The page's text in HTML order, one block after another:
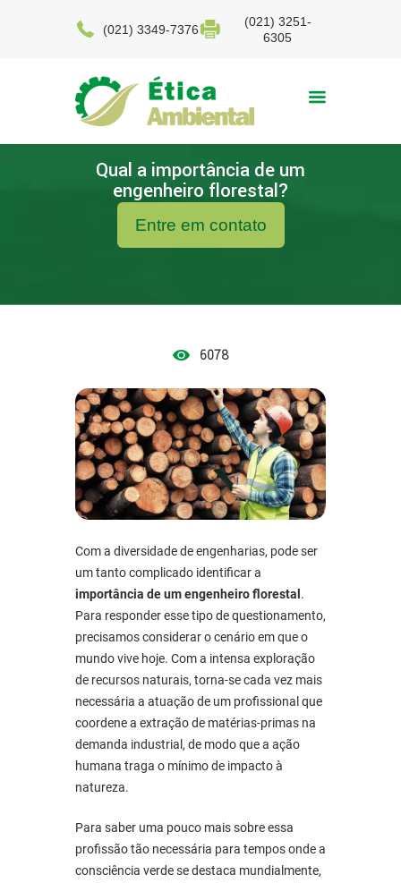
(021) 3349-7376
(021) 3251-
6305
Entre em contato
Qual a importância de um
engenheiro florestal?
6078
Com a diversidade de engenharias, pode ser
um tanto complicado identificar a
importância de um engenheiro florestal.
Para responder esse tipo de questionamento,
precisamos considerar o cenário em que o
mundo vive hoje. Com a intensa exploração
de recursos naturais, torna-se cada vez mais
necessária a atuação de um profissional que
coordene a extração de matérias-primas na
demanda industrial, de modo que a ação
humana traga o mínimo de impacto à
natureza.
Para saber uma pouco mais sobre essa
profissão tão necessária para tempos onde a
consciência verde se destaca mundialmente,